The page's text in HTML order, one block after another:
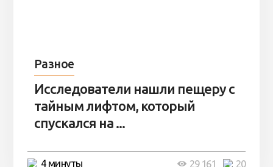
Разное
Исследователи нашли пещеру с
тайным лифтом, который
спускался на ...
4 минуты 20
29 161